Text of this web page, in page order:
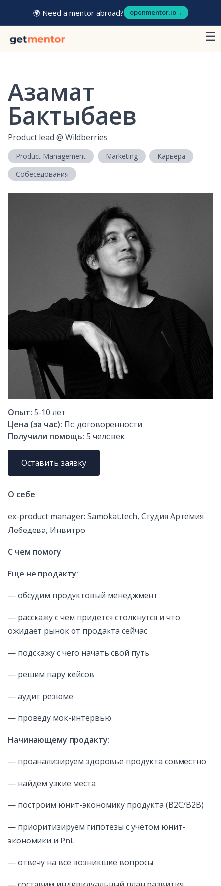
🌍 Need a mentor abroad? openmentor.io→
☰
Азамат
Бактыбаев
Product lead @ Wildberries
Product Management Marketing
Карьера
Собеседования
Опыт: 5-10 лет
Цена (за час): По договоренности
Получили помощь: 5 человек
Оставить заявку
О себе
ex-product manager: Samokat.tech, Студия Артемия
Лебедева, Инвитро
С чем помогу
Еще не продакту:
— обсудим продуктовый менеджмент
— расскажу с чем придется столкнутся и что
ожидает рынок от продакта сейчас
— подскажу с чего начать свой путь
— решим пару кейсов
— аудит резюме
— проведу мок-интервью
Начинающему продакту:
— проанализируем здоровье продукта совместно
— найдем узкие места
— построим юнит-экономику продукта (B2C/B2B)
— приоритизируем гипотезы с учетом юнит-
экономики и PnL
— отвечу на все возникшие вопросы